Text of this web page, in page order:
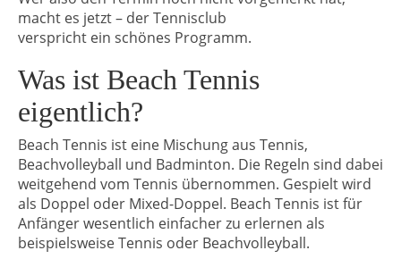
macht es jetzt – der Tennisclub
verspricht ein schönes Programm.
Was ist Beach Tennis
eigentlich?
Beach Tennis ist eine Mischung aus Tennis,
Beachvolleyball und Badminton. Die Regeln sind dabei
weitgehend vom Tennis übernommen. Gespielt wird
als Doppel oder Mixed-Doppel. Beach Tennis ist für
Anfänger wesentlich einfacher zu erlernen als
beispielsweise Tennis oder Beachvolleyball.